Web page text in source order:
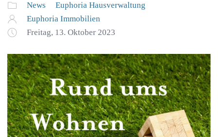
News
Euphoria Hausverwaltung
Euphoria Immobilien
Freitag, 13. Oktober 2023